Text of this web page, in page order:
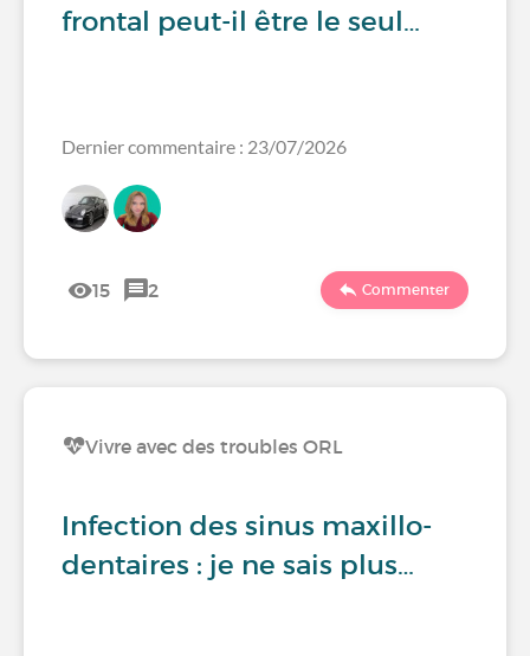
frontal peut-il être le seul…
Dernier commentaire : 23/07/2026
15 2 Commenter
Vivre avec des troubles ORL
Infection des sinus maxillo-
dentaires : je ne sais plus…